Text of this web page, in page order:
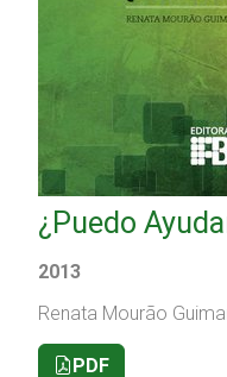
¿Puedo
2013
Renata Mourão
PDF